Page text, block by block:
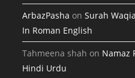
ArbazPasha onSurah
In Roman English
Tahmeena shah on Namaz
Hindi Urdu